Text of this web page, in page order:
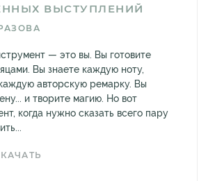
ВЫСТУПЛЕНИЙ
— это вы. Вы готовите
Вы знаете каждую ноту,
авторскую ремарку. Вы
и творите магию. Но вот
когда нужно сказать всего пару